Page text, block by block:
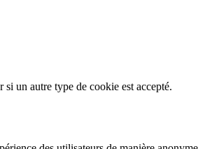
un autre type de cookie est accepté.